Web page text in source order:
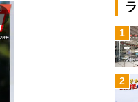
1
2